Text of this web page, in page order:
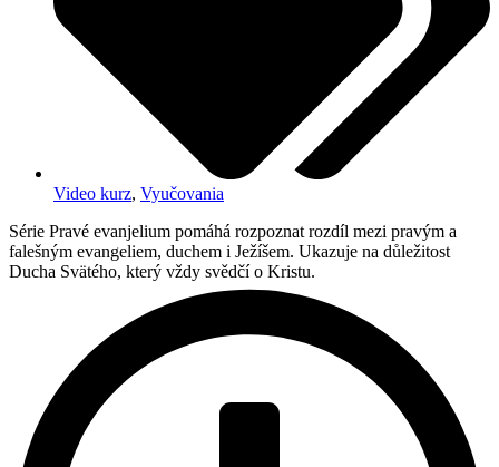
Video kurz, Vyučovania
Série Pravé evanjelium pomáhá rozpoznat rozdíl mezi pravým a
falešným evangeliem, duchem i Ježíšem. Ukazuje na důležitost
Ducha Svätého, který vždy svědčí o Kristu.